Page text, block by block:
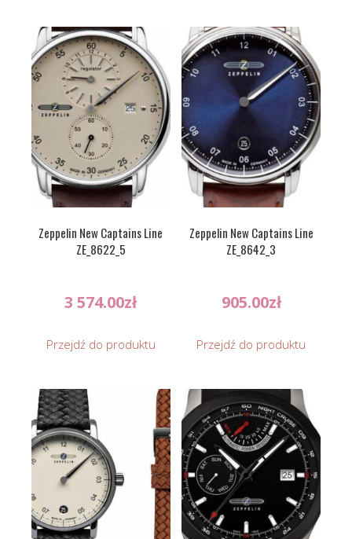
Zeppelin New Captains Line
ZE_8622_5
3 574.00zł
Przejdź do produktu
Zeppelin New Captains Line
ZE_8642_3
905.00zł
Przejdź do produktu